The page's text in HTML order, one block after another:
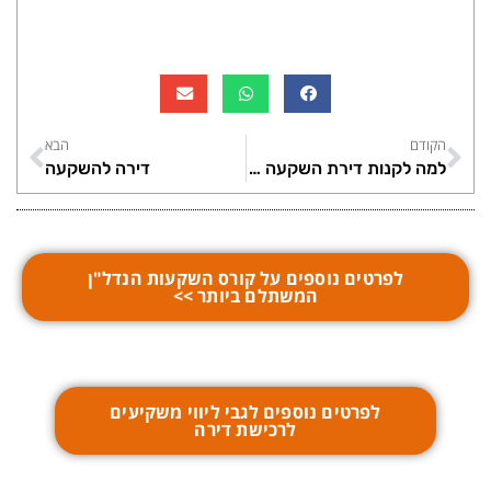
הקודם
למה לקנות דירת השקעה בישראל?
הבא
דירה להשקעה
לפרטים נוספים על קורס השקעות הנדל"ן
המשתלם ביותר >>
לפרטים נוספים לגבי ליווי משקיעים
לרכישת דירה